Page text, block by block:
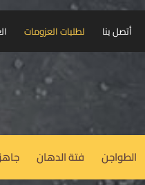
لطلبات العزومات أتصل بنا
فتة الدهان الطواجن